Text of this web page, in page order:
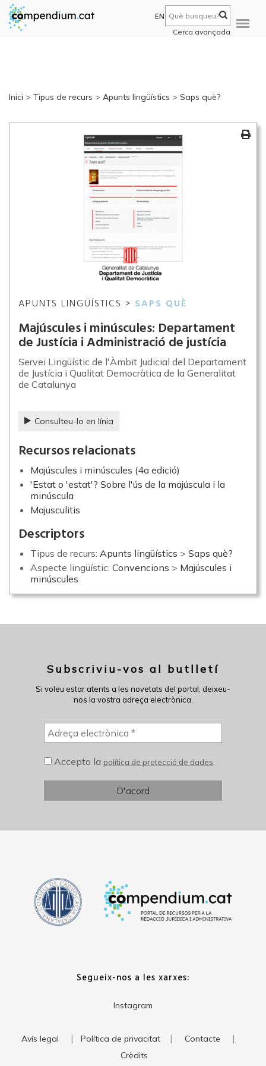
EN
Cerca avançada
Inici > Tipus de recurs > Apunts lingüístics > Saps què?
APUNTS LINGÜÍSTICS > SAPS QUÈ
Majúscules i minúscules: Departament
de Justícia i Administració de justícia
Servei Lingüístic de l'Àmbit Judicial del Departament
de Justícia i Qualitat Democràtica de la Generalitat
de Catalunya
Consulteu-lo en línia
Recursos relacionats
Majúscules i minúscules (4a edició)
'Estat o 'estat'? Sobre l'ús de la majúscula i la
minúscula
Majusculitis
Descriptors
Tipus de recurs: Apunts lingüístics > Saps què?
Aspecte lingüístic: Convencions > Majúscules i
minúscules
Subscriviu-vos al butlletí
Si voleu estar atents a les novetats del portal, deixeu-
nos la vostra adreça electrònica.
Accepto la política de protecció de dades.
Segueix-nos a les xarxes:
Instagram
Avís legal | Política de privacitat | Contacte |
Crèdits